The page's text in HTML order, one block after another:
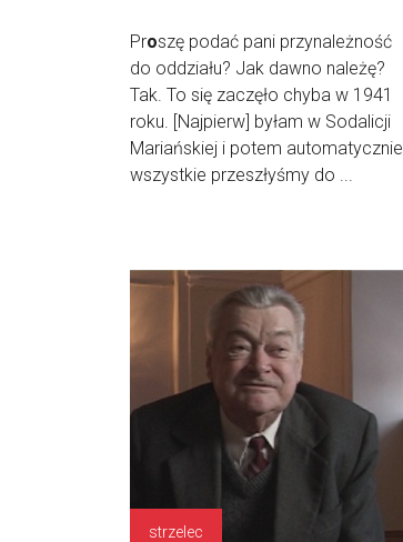
Proszę podać pani przynależność
do oddziału? Jak dawno należę?
Tak. To się zaczęło chyba w 1941
roku. [Najpierw] byłam w Sodalicji
Mariańskiej i potem automatycznie
wszystkie przeszłyśmy do ...
strzelec